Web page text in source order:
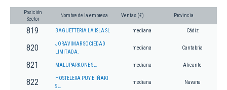
Posición
Sector
Nombre de la empresa Ventas (€) Provincia
819 BAGUETTERIA LA ISLA SL mediana Cádiz
820
JORAVIMAR SOCIEDAD
LIMITADA.
mediana Cantabria
821 MALUPARKONE SL. mediana Alicante
822
HOSTELERA PUY E IÑAKI
SL.
mediana Navarra